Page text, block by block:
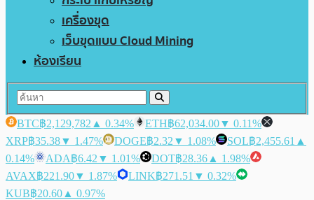
เครื่องขุด
เว็บขุดแบบ Cloud Mining
ห้องเรียน
BTC฿2,129,782 ▲ 0.34% ETH฿62,034.00▼ 0.11%
XRP฿35.38▼ 1.47% DOGE฿2.32 ▼ 1.08% SOL฿2,455.61 ▲
0.14%
ADA฿6.42 ▼ 1.01% DOT฿28.36 ▲ 1.98%
AVAX฿221.90▼ 1.87% LINK฿271.51 ▼ 0.32%
KUB฿20.60 ▲ 0.97%